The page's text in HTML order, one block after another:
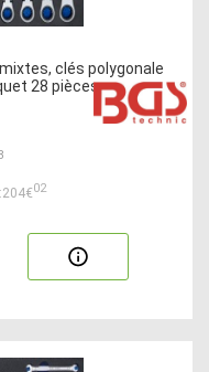
clés polygonale
28 pièces
02